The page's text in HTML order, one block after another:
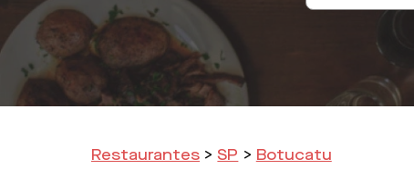
Restaurantes > SP > Botucatu